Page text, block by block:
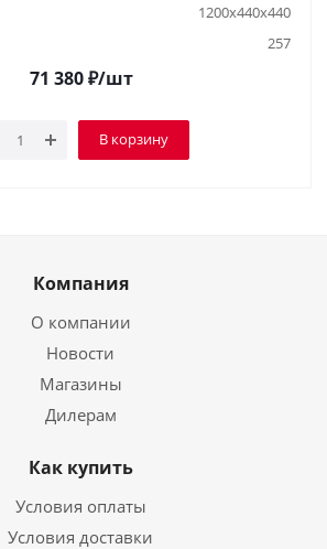
1200х440х440
257
71 380₽/шт
В корзину
Компания
О компании
Новости
Магазины
Дилерам
Как купить
Условия оплаты
Условия доставки